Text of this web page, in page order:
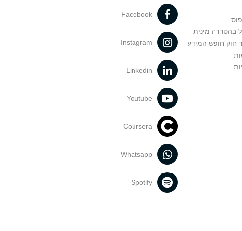
בהטרדה מינית
חוק חופש המידע
Facebook
Instagram
Linkedin
Youtube
Coursera
Whatsapp
Spotify